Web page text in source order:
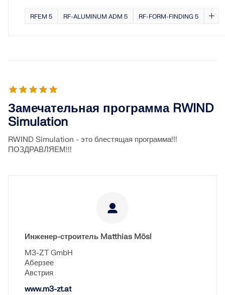
RFEM 5 RF-ALUMINUM ADM 5 RF-FORM-FINDING 5
Замечательная программа RWIND
Simulation
RWIND Simulation - это блестящая программа!!!
ПОЗДРАВЛЯЕМ!!!
Инженер-строитель Matthias Mösl
M3-ZT GmbH
Аберзее
Австрия
www.m3-zt.at